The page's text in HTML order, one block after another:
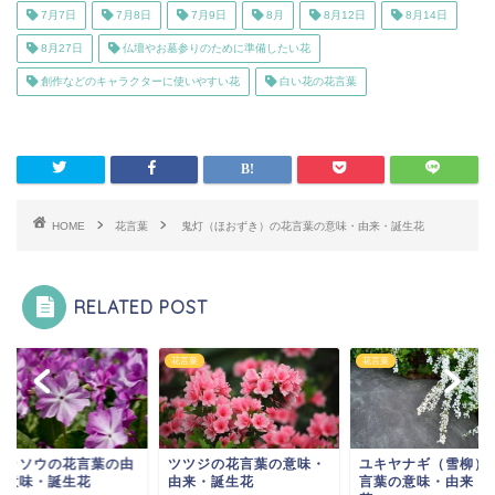
7月7日 7月8日 7月9日 8月 8月12日 8月14日
8月27日 仏壇やお墓参りのために準備したい花
創作などのキャラクターに使いやすい花 白い花の花言葉
HOME 花言葉 鬼灯（ほおずき）の花言葉の意味・由来・誕生花
RELATED POST
ラソウの花言葉の由
意味・誕生花
花言葉
ツツジの花言葉の意味・
由来・誕生花
花言葉
ユキヤナギ（雪柳）
言葉の意味・由来・